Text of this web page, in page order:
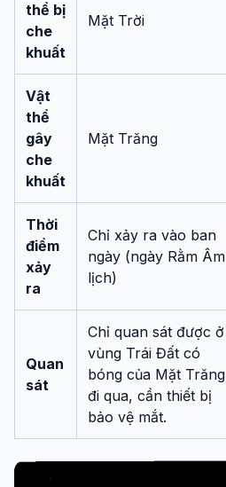
thể bị
che
khuất
Mặt Trời
Vật
thể
gây
che
khuất
Mặt Trăng
Thời
điểm
xảy
ra
Chỉ xảy ra vào ban
ngày (ngày Rằm Âm
lịch)
Quan
sát
Chỉ quan sát được ở
vùng Trái Đất có
bóng của Mặt Trăng
đi qua, cần thiết bị
bảo vệ mắt.